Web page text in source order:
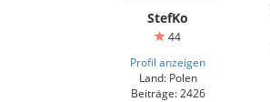
StefKo
44
Profil anzeigen
Land: Polen
Beiträge: 2426